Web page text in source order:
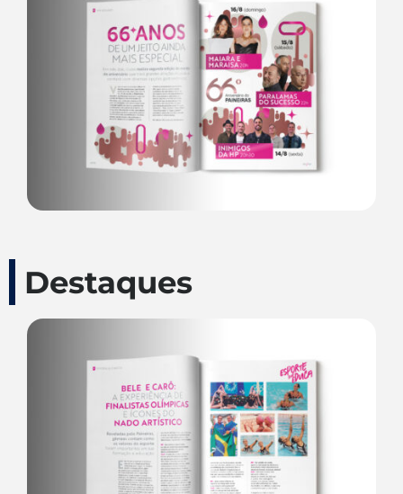
Destaques